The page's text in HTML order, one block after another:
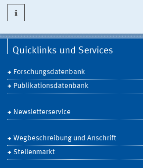
Quicklinks und Services
Forschungsdatenbank
Publikationsdatenbank
Newsletterservice
Wegbeschreibung und Anschrift
Stellenmarkt